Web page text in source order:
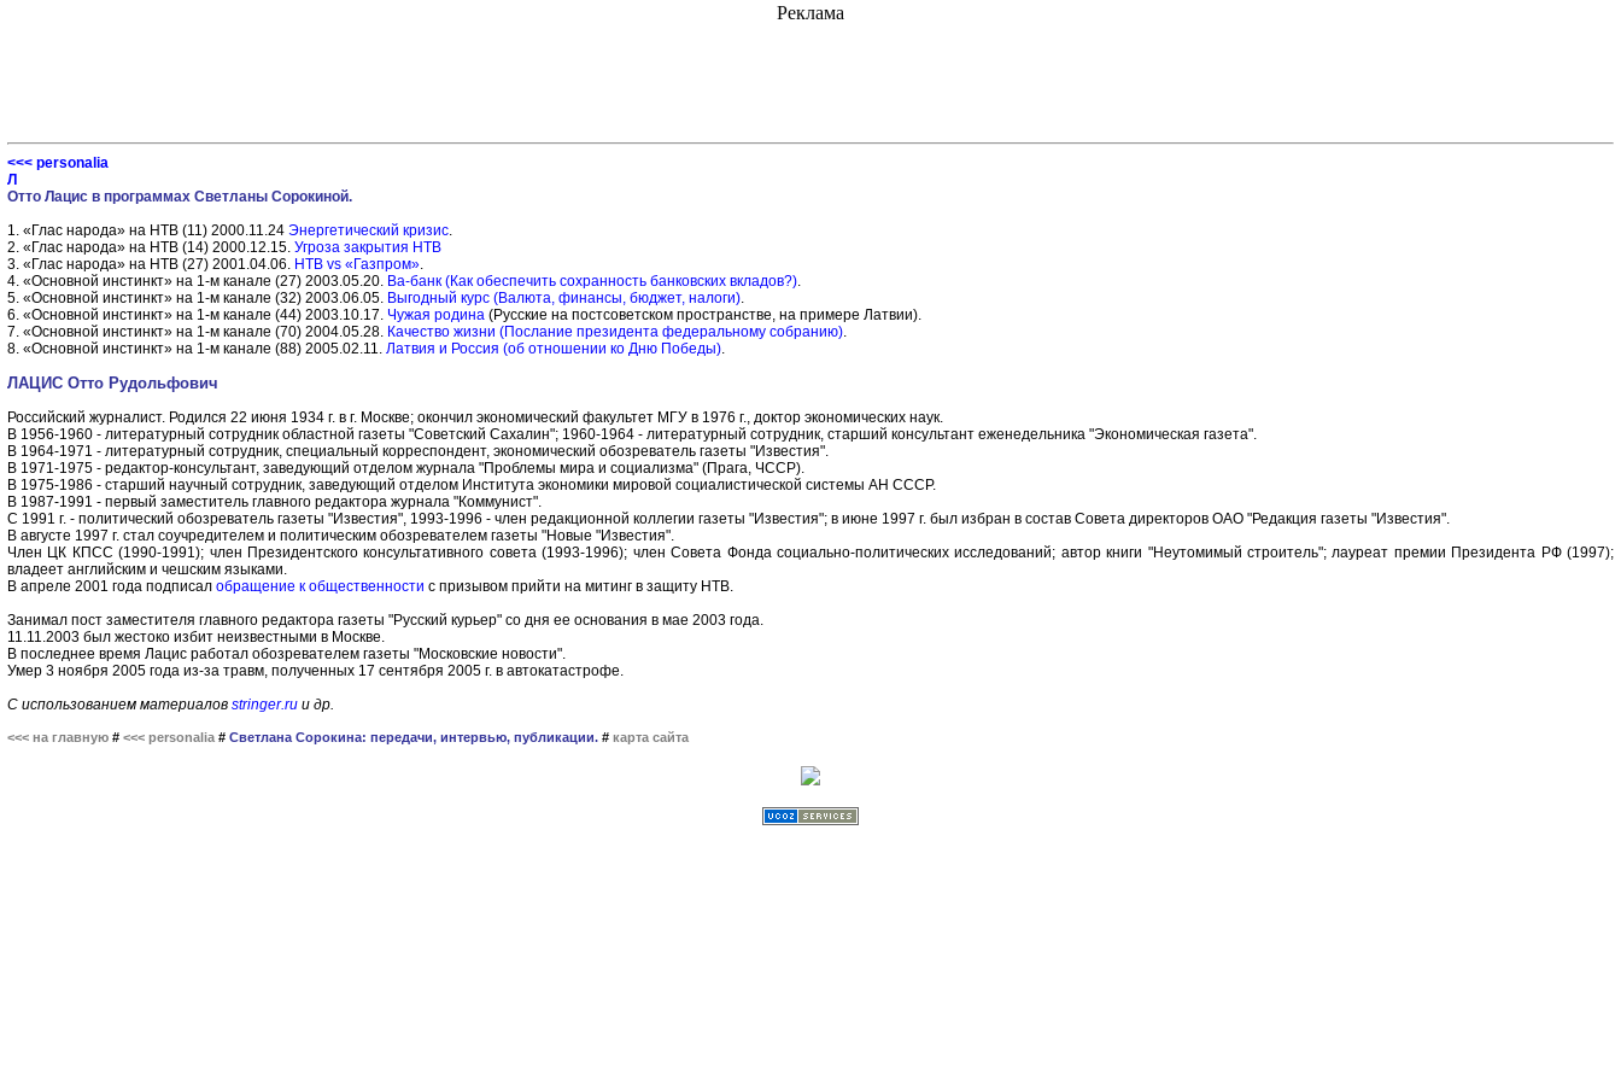
Реклама
<<< personalia
Л
Отто Лацис в программах Светланы Сорокиной.
1. «Глас народа» на НТВ (11) 2000.11.24 Энергетический кризис.
2. «Глас народа» на НТВ (14) 2000.12.15. Угроза закрытия НТВ
3. «Глас народа» на НТВ (27) 2001.04.06. НТВ vs «Газпром».
4. «Основной инстинкт» на 1-м канале (27) 2003.05.20. Ва-банк (Как обеспечить сохранность банковских вкладов?).
5. «Основной инстинкт» на 1-м канале (32) 2003.06.05. Выгодный курс (Валюта, финансы, бюджет, налоги).
6. «Основной инстинкт» на 1-м канале (44) 2003.10.17. Чужая родина (Русские на постсоветском пространстве, на примере Латвии).
7. «Основной инстинкт» на 1-м канале (70) 2004.05.28. Качество жизни (Послание президента федеральному собранию).
8. «Основной инстинкт» на 1-м канале (88) 2005.02.11. Латвия и Россия (об отношении ко Дню Победы).
ЛАЦИС Отто Рудольфович
Российский журналист. Родился 22 июня 1934 г. в г. Москве; окончил экономический факультет МГУ в 1976 г., доктор экономических наук.
В 1956-1960 - литературный сотрудник областной газеты "Советский Сахалин"; 1960-1964 - литературный сотрудник, старший консультант еженедельника "Экономическая газета".
В 1964-1971 - литературный сотрудник, специальный корреспондент, экономический обозреватель газеты "Известия".
В 1971-1975 - редактор-консультант, заведующий отделом журнала "Проблемы мира и социализма" (Прага, ЧССР).
В 1975-1986 - старший научный сотрудник, заведующий отделом Института экономики мировой социалистической системы АН СССР.
В 1987-1991 - первый заместитель главного редактора журнала "Коммунист".
С 1991 г. - политический обозреватель газеты "Известия", 1993-1996 - член редакционной коллегии газеты "Известия"; в июне 1997 г. был избран в состав Совета директоров ОАО "Редакция газеты "Известия".
В августе 1997 г. стал соучредителем и политическим обозревателем газеты "Новые "Известия".
Член ЦК КПСС (1990-1991); член Президентского консультативного совета (1993-1996); член Совета Фонда социально-политических исследований; автор книги "Неутомимый строитель"; лауреат премии Президента РФ (1997);
владеет английским и чешским языками.
В апреле 2001 года подписал обращение к общественности с призывом прийти на митинг в защиту НТВ.
Занимал пост заместителя главного редактора газеты "Русский курьер" со дня ее основания в мае 2003 года.
11.11.2003 был жестоко избит неизвестными в Москве.
В последнее время Лацис работал обозревателем газеты "Московские новости".
Умер 3 ноября 2005 года из-за травм, полученных 17 сентября 2005 г. в автокатастрофе.
С использованием материалов stringer.ru и др.
<<< на главную # <<< personalia # Светлана Сорокина: передачи, интервью, публикации. # карта сайта